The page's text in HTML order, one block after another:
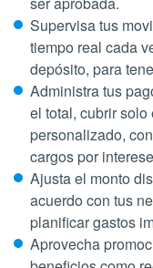
Supervisa tus
tiempo real cada
depósito, para
Administra tus
el total, cubrir
personalizado,
cargos por
Ajusta el monto
acuerdo con tus
planificar gastos
Aprovecha